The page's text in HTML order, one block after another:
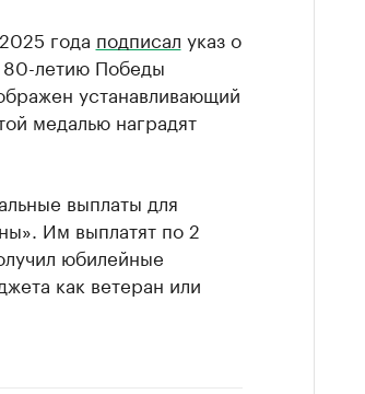
года подписал указ о
летию Победы
устанавливающий
медалью наградят
выплаты для
Им выплатят по 2
юбилейные
как ветеран или